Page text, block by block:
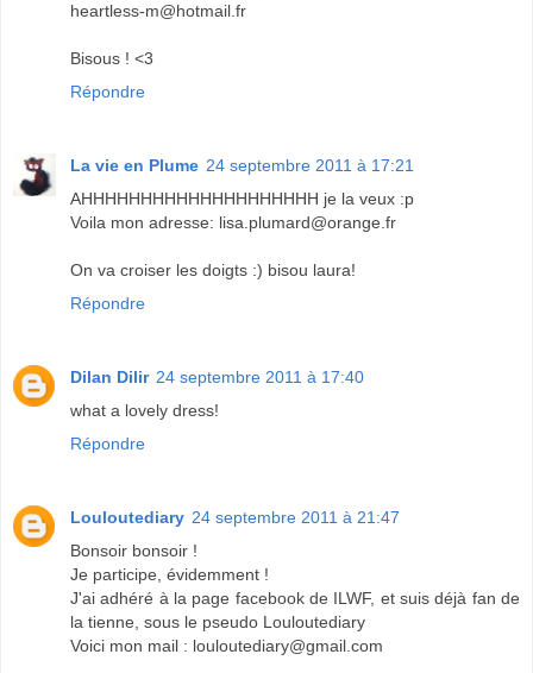
heartless-m@hotmail.fr
Bisous ! <3
Répondre
La vie en Plume 24 septembre 2011 à 17:21
AHHHHHHHHHHHHHHHHHHHH je la veux :p
Voila mon adresse: lisa.plumard@orange.fr
On va croiser les doigts :) bisou laura!
Répondre
Dilan Dilir 24 septembre 2011 à 17:40
what a lovely dress!
Répondre
Louloutediary 24 septembre 2011 à 21:47
Bonsoir bonsoir !
Je participe, évidemment !
J'ai adhéré à la page facebook de ILWF, et suis déjà fan de
la tienne, sous le pseudo Louloutediary
Voici mon mail : louloutediary@gmail.com